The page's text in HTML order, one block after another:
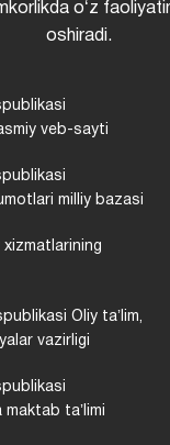
oʻz
oshiradi.
veb-sayti
milliy bazasi
Oliy taʼlim,
vazirligi
taʼlimi